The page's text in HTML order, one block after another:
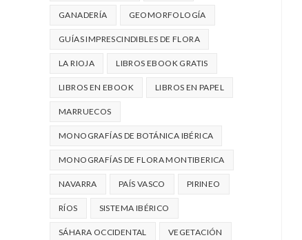
GANADERÍA GEOMORFOLOGÍA
GUÍAS IMPRESCINDIBLES DE FLORA
LA RIOJA LIBROS EBOOK GRATIS
LIBROS EN EBOOK LIBROS EN PAPEL
MARRUECOS
MONOGRAFÍAS DE BOTÁNICA IBÉRICA
MONOGRAFÍAS DE FLORA MONTIBERICA
NAVARRA PAÍS VASCO PIRINEO
RÍOS SISTEMA IBÉRICO
SÁHARA OCCIDENTAL VEGETACIÓN